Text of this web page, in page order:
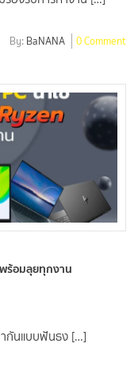
By: BaNANA 0 Comment
พร้อมลุยทุกงาน
ากันแบบฟันธง […]